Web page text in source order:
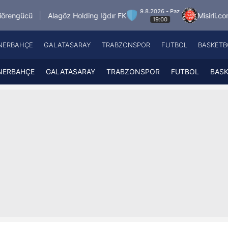
Alagöz Holding Iğdır FK
9.8.2026 - Paz
19:00
Misirli.com.tr
Fenerbahçe
Galatasaray
A
GALATASARAY TRABZONSPOR FUTBOL
GALATASARAY TRABZONSPOR FUTBOL